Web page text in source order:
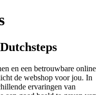
en een betrouwbare online
de webshop voor jou. In
ervaringen van